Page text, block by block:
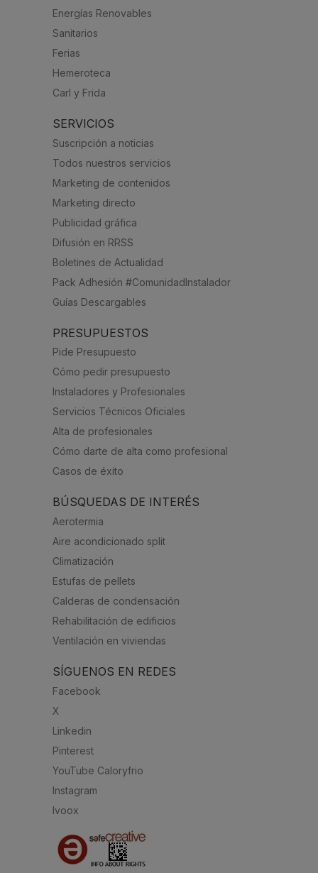
Energías Renovables
Sanitarios
Ferias
Hemeroteca
Carl y Frida
SERVICIOS
Suscripción a noticias
Todos nuestros servicios
Marketing de contenidos
Marketing directo
Publicidad gráfica
Difusión en RRSS
Boletines de Actualidad
Pack Adhesión #ComunidadInstalador
Guías Descargables
PRESUPUESTOS
Pide Presupuesto
Cómo pedir presupuesto
Instaladores y Profesionales
Servicios Técnicos Oficiales
Alta de profesionales
Cómo darte de alta como profesional
Casos de éxito
BÚSQUEDAS DE INTERÉS
Aerotermia
Aire acondicionado split
Climatización
Estufas de pellets
Calderas de condensación
Rehabilitación de edificios
Ventilación en viviendas
SÍGUENOS EN REDES
Facebook
X
Linkedin
Pinterest
YouTube Caloryfrio
Instagram
Ivoox